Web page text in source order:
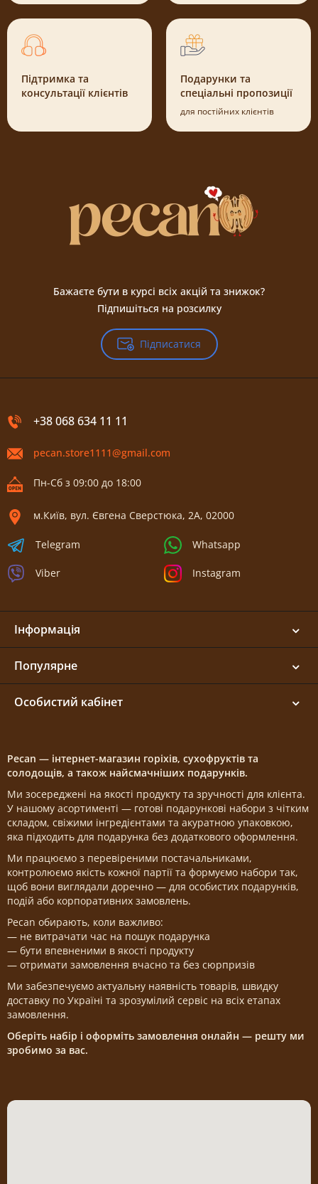
Підтримка та
консультації клієнтів
Подарунки та
спеціальні пропозиції
для постійних клієнтів
Бажаєте бути в курсі всіх акцій та знижок?
Підпишіться на розсилку
Підписатися
+38 068 634 11 11
pecan.store1111@gmail.com
Пн-Сб з 09:00 до 18:00
м.Київ, вул. Євгена Сверстюка, 2А, 02000
Telegram
Viber
Whatsapp
Instagram
Інформація
Популярне
Особистий кабінет
Pecan — інтернет-магазин горіхів, сухофруктів та
солодощів, а також найсмачніших подарунків.
Ми зосереджені на якості продукту та зручності для клієнта.
У нашому асортименті — готові подарункові набори з чітким
складом, свіжими інгредієнтами та акуратною упаковкою,
яка підходить для подарунка без додаткового оформлення.
Ми працюємо з перевіреними постачальниками,
контролюємо якість кожної партії та формуємо набори так,
щоб вони виглядали доречно — для особистих подарунків,
подій або корпоративних замовлень.
Pecan обирають, коли важливо:
— не витрачати час на пошук подарунка
— бути впевненими в якості продукту
— отримати замовлення вчасно та без сюрпризів
Ми забезпечуємо актуальну наявність товарів, швидку
доставку по Україні та зрозумілий сервіс на всіх етапах
замовлення.
Оберіть набір і оформіть замовлення онлайн — решту ми
зробимо за вас.